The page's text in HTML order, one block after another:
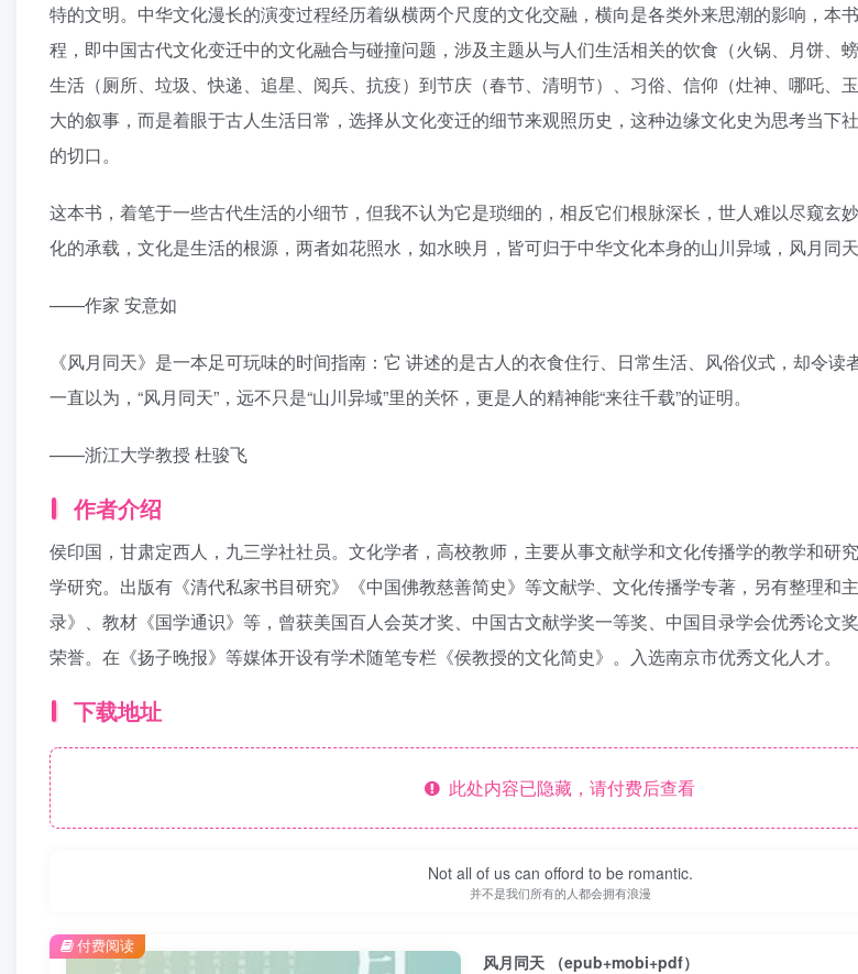
特的文明。中华文化漫长的演变过程经历着纵横两个尺度的文化交融，横向是各类外来思潮的影响，本
程，即中国古代文化变迁中的文化融合与碰撞问题，涉及主题从与人们生活相关的饮食（火锅、月饼、
生活（厕所、垃圾、快递、追星、阅兵、抗疫）到节庆（春节、清明节）、习俗、信仰（灶神、哪吒、
大的叙事，而是着眼于古人生活日常，选择从文化变迁的细节来观照历史，这种边缘文化史为思考当下
的切口。
这本书，着笔于一些古代生活的小细节，但我不认为它是琐细的，相反它们根脉深长，世人难以尽窥玄
化的承载，文化是生活的根源，两者如花照水，如水映月，皆可归于中华文化本身的山川异域，风月同天
——作家 安意如
《风月同天》是一本足可玩味的时间指南：它 讲述的是古人的衣食住行、日常生活、风俗仪式，却令读
一直以为，“风月同天”，远不只是“山川异域”里的关怀，更是人的精神能“来往千载”的证明。
——浙江大学教授 杜骏飞
作者介绍
侯印国，甘肃定西人，九三学社社员。文化学者，高校教师，主要从事文献学和文化传播学的教学和研
学研究。出版有《清代私家书目研究》《中国佛教慈善简史》等文献学、文化传播学专著，另有整理和
录》、教材《国学通识》等，曾获美国百人会英才奖、中国古文献学奖一等奖、中国目录学会优秀论文
荣誉。在《扬子晚报》等媒体开设有学术随笔专栏《侯教授的文化简史》。入选南京市优秀文化人才。
下载地址
此处内容已隐藏，请付费后查看
Not all of us can offord to be romantic.
并不是我们所有的人都会拥有浪漫
风月同天 （epub+mobi+pdf）
付费阅读